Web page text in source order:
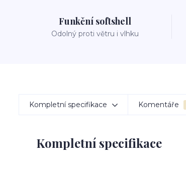
Funkční softshell
Odolný proti větru i vlhku
Kompletní specifikace Komentáře
Kompletní specifikace